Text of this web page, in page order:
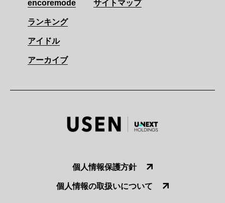
encoremode
ランキング
アイドル
アーカイブ
サイトマップ
個人情報保護方針
個人情報の取扱いについて